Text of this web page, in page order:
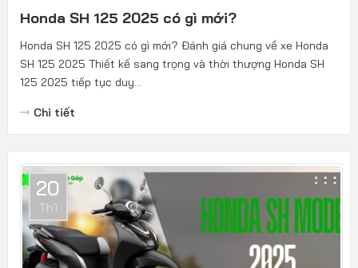
Honda SH 125 2025 có gì mới?
Honda SH 125 2025 có gì mới? Đánh giá chung về xe Honda
SH 125 2025 Thiết kế sang trọng và thời thượng Honda SH
125 2025 tiếp tục duy...
Chi tiết
20
Th1